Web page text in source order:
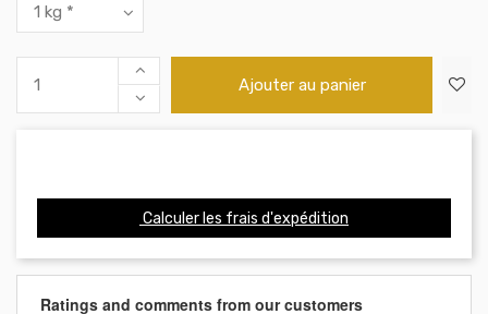
Ajouter au panier
Calculer les frais d'expédition
Ratings and comments from our customers